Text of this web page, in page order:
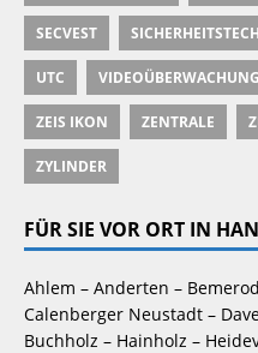
SECVEST
UTC
ZEIS IKON ZENTRALE
ZYLINDER
FÜR SIE VOR ORT IN
Ahlem – Anderten –
Calenberger Neustadt –
Buchholz – Hainholz –